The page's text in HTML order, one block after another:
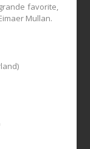
favorite,
Mullan.